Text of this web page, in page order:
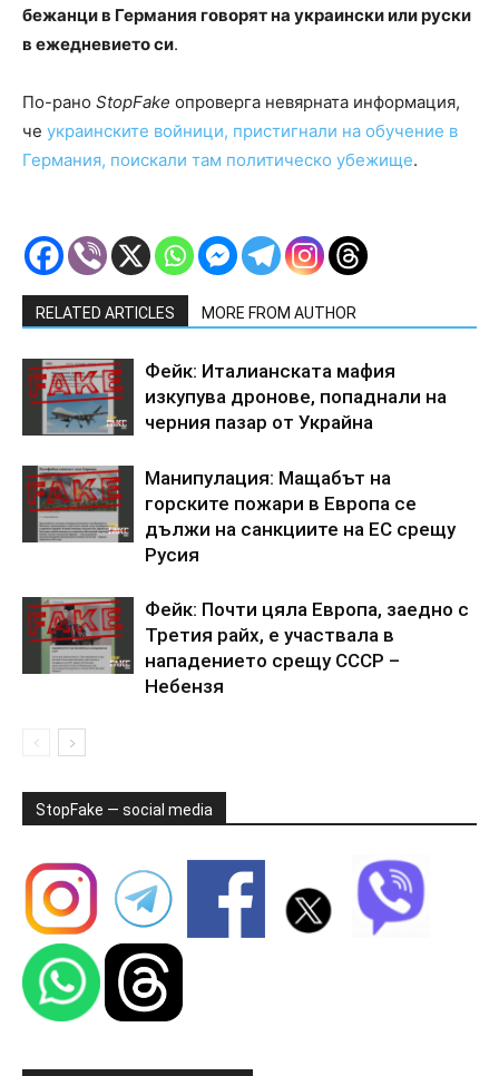
бежанци в Германия говорят на украински или руски
в ежедневието си.
По-рано StopFake опроверга невярната информация,
че украинските войници, пристигнали на обучение в
Германия, поискали там политическо убежище.
RELATED ARTICLES MORE FROM AUTHOR
Фейк: Италианската мафия
изкупува дронове, попаднали на
черния пазар от Украйна
Манипулация: Мащабът на
горските пожари в Европа се
дължи на санкциите на ЕС срещу
Русия
Фейк: Почти цяла Европа, заедно с
Третия райх, е участвала в
нападението срещу СССР –
Небензя
StopFake — social media